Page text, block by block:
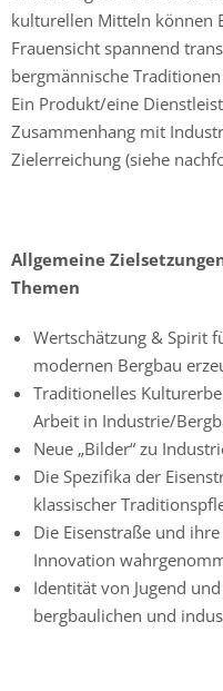
kulturellen Mitteln können
Frauensicht spannend
bergmännische
Ein Produkt/eine
Zusammenhang mit
Zielerreichung (siehe
Allgemeine
Themen
Wertschätzung & Spirit
modernen Bergbau
Traditionelles
Arbeit in Industrie/
Neue „Bilder“ zu
Die Spezifika der
klassischer
Die Eisenstraße und
Innovation
Identität von Jugend
bergbaulichen und